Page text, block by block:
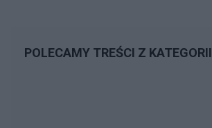
POLECAMY TREŚCI Z KATEGORII